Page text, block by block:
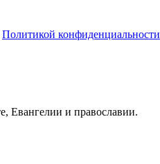
Политикой конфиденциальности
Евангелии и православии.